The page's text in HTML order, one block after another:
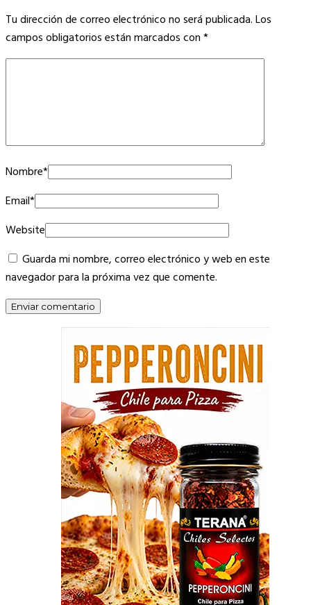
Tu dirección de correo electrónico no será publicada.Los
campos obligatorios están marcados con*
Nombre*
Email*
Website
Guarda mi nombre, correo electrónico y web en este
navegador para la próxima vez que comente.